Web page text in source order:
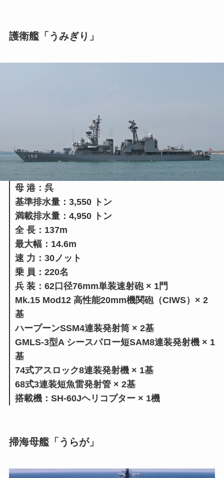
護衛艦「うみぎり」
母 港：呉
基準排水量：3,550 トン
満載排水量：4,950 トン
全 長：137m
最大幅：14.6m
速 力：30ノット
乗 員：220名
兵 装：62口径76mm単装速射砲 × 1門
Mk.15 Mod12 高性能20mm機関砲（CIWS）× 2
基
ハープーンSSM4連装発射筒 × 2基
GMLS-3型A シースパロー短SAM8連装発射機 × 1
基
74式アスロック8連装発射機 × 1基
68式3連装短魚雷発射管 × 2基
搭載機：SH-60Jヘリコプター × 1機
掃海母艦「うらが」